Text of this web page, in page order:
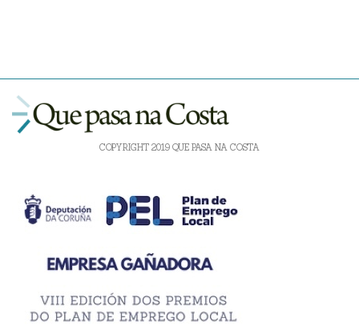
COPYRIGHT 2019 QUE PASA NA COSTA